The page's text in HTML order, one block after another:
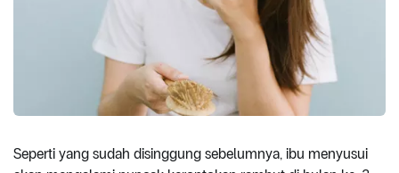
Seperti yang sudah disinggung sebelumnya, ibu menyusui